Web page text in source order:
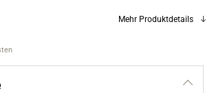
Mehr Produktdetails